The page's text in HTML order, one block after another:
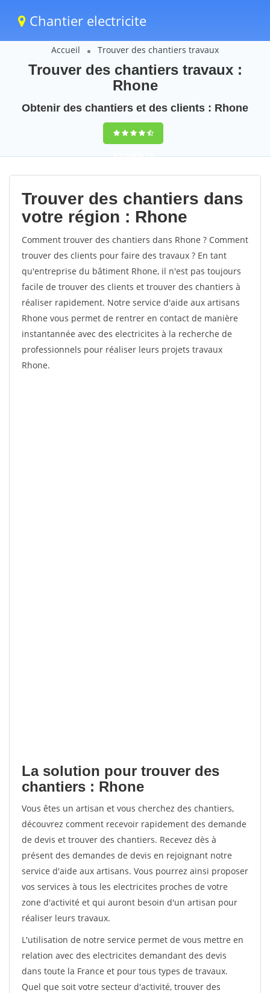
Chantier electricite
Accueil Trouver des chantiers travaux
Trouver des chantiers travaux :
Rhone
Obtenir des chantiers et des clients : Rhone
9,5(100%)73
votes
Trouver des chantiers dans
votre région : Rhone
Comment trouver des chantiers dans Rhone ? Comment
trouver des clients pour faire des travaux ? En tant
qu'entreprise du bâtiment Rhone, il n'est pas toujours
facile de trouver des clients et trouver des chantiers à
réaliser rapidement. Notre service d'aide aux artisans
Rhone vous permet de rentrer en contact de manière
instantannée avec des electricites à la recherche de
professionnels pour réaliser leurs projets travaux
Rhone.
La solution pour trouver des
chantiers : Rhone
Vous êtes un artisan et vous cherchez des chantiers,
découvrez comment recevoir rapidement des demande
de devis et trouver des chantiers. Recevez dès à
présent des demandes de devis en rejoignant notre
service d'aide aux artisans. Vous pourrez ainsi proposer
vos services à tous les electricites proches de votre
zone d'activité et qui auront besoin d'un artisan pour
réaliser leurs travaux.
L'utilisation de notre service permet de vous mettre en
relation avec des electricites demandant des devis
dans toute la France et pour tous types de travaux.
Quel que soit votre secteur d'activité, trouver des